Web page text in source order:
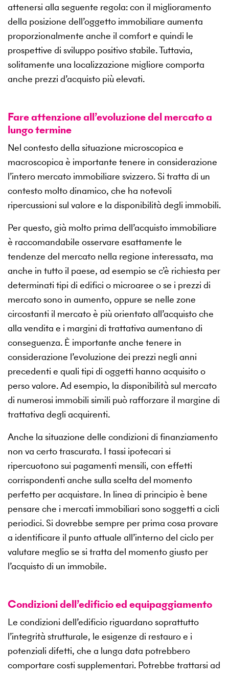
attenersi alla seguente regola: con il miglioramento
della posizione dell’oggetto immobiliare aumenta
proporzionalmente anche il comfort e quindi le
prospettive di sviluppo positivo stabile. Tuttavia,
solitamente una localizzazione migliore comporta
anche prezzi d’acquisto più elevati.
Fare attenzione all’evoluzione del mercato a
lungo termine
Nel contesto della situazione microscopica e
macroscopica è importante tenere in considerazione
l’intero mercato immobiliare svizzero. Si tratta di un
contesto molto dinamico, che ha notevoli
ripercussioni sul valore e la disponibilità degli immobili.
Per questo, già molto prima dell’acquisto immobiliare
è raccomandabile osservare esattamente le
tendenze del mercato nella regione interessata, ma
anche in tutto il paese, ad esempio se c’è richiesta per
determinati tipi di edifici o microaree o se i prezzi di
mercato sono in aumento, oppure se nelle zone
circostanti il mercato è più orientato all’acquisto che
alla vendita e i margini di trattativa aumentano di
conseguenza. È importante anche tenere in
considerazione l’evoluzione dei prezzi negli anni
precedenti e quali tipi di oggetti hanno acquisito o
perso valore. Ad esempio, la disponibilità sul mercato
di numerosi immobili simili può rafforzare il margine di
trattativa degli acquirenti.
Anche la situazione delle condizioni di finanziamento
non va certo trascurata. I tassi ipotecari si
ripercuotono sui pagamenti mensili, con effetti
corrispondenti anche sulla scelta del momento
perfetto per acquistare. In linea di principio è bene
pensare che i mercati immobiliari sono soggetti a cicli
periodici. Si dovrebbe sempre per prima cosa provare
a identificare il punto attuale all’interno del ciclo per
valutare meglio se si tratta del momento giusto per
l’acquisto di un immobile.
Condizioni dell’edificio ed equipaggiamento
Le condizioni dell’edificio riguardano soprattutto
l’integrità strutturale, le esigenze di restauro e i
potenziali difetti, che a lunga data potrebbero
comportare costi supplementari. Potrebbe trattarsi ad